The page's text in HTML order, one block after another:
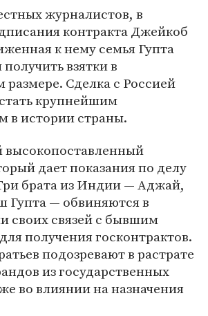
журналистов, в
контракта Джейкоб
к нему семья Гупта
взятки в
размере. Сделка с Россией
крупнейшим
в истории страны.
дает показания по делу
брата из Индии — Аджай,
Гупта — обвиняются в
своих связей с бывшим
получения госконтрактов.
подозревают в растрате
из государственных
во влиянии на назначения